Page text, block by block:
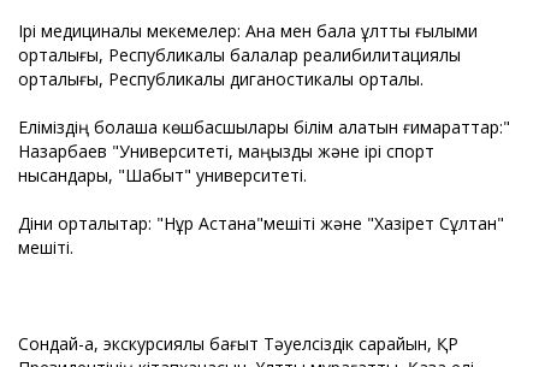
Ірі медициналық мекемелер: Ана мен бала ұлттық ғылыми
орталығы, Республикалық балалар реалибилитациялық
орталығы, Республикалық диганостикалық орталық.
Еліміздің болашақ көшбасшылары білім алатын ғимараттар:"
Назарбаев "Университеті, маңызды және ірі спорт
нысандары, "Шабыт" университеті.
Діни орталықтар: "Нұр Астана"мешіті және "Хазірет Сұлтан"
мешіті.
Сондай-ақ, экскурсиялық бағыт Тәуелсіздік сарайын, ҚР